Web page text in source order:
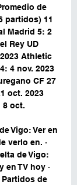
de
partidos) 11
Madrid 5: 2
Rey UD
Athletic
4 nov. 2023
CF 27
oct. 2023
8 oct.
Vigo: Ver en
verlo en. ·
de Vigo:
en TV hoy ·
Partidos de